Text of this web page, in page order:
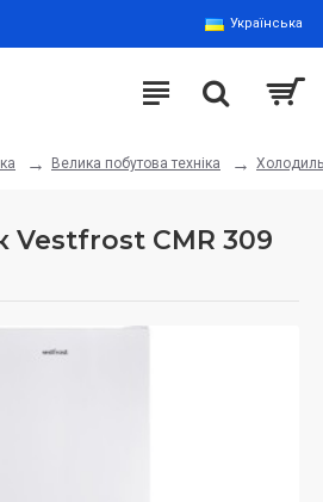
Українська
Велика побутова техніка
Vestfrost CMR 309